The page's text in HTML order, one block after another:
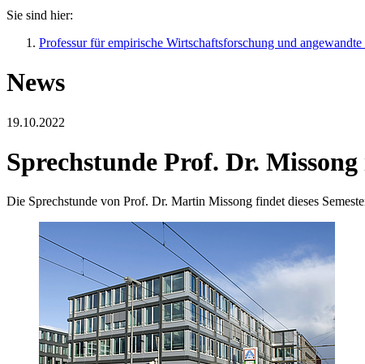
Sie sind hier:
Professur für empirische Wirtschaftsforschung und
News
19.10.2022
Sprechstunde Prof. Dr.
Die Sprechstunde von Prof. Dr. Martin Missong findet dieses